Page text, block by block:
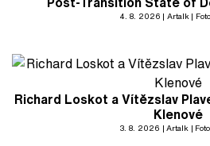
4. 8. 2026 Artalk
Richard Loskot a Vítězslav
Klenové
3. 8. 2026 Artalk